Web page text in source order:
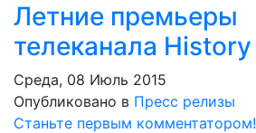
Летние премьеры
телеканала History
Среда, 08 Июль 2015
Опубликовано в Пресс релизы
Станьте первым комментатором!